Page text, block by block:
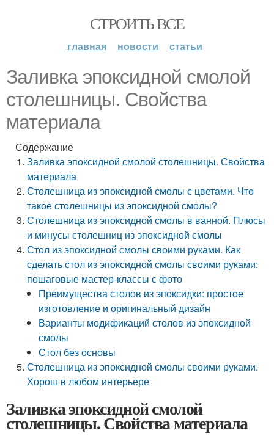
СТРОИТЬ ВСЕ
главная новости статьи
Заливка эпоксидной смолой
столешницы. Свойства
материала
Содержание
Заливка эпоксидной смолой столешницы. Свойства
материала
Столешница из эпоксидной смолы с цветами. Что
такое столешницы из эпоксидной смолы?
Столешница из эпоксидной смолы в ванной. Плюсы
и минусы столешниц из эпоксидной смолы
Стол из эпоксидной смолы своими руками. Как
сделать стол из эпоксидной смолы своими руками:
пошаговые мастер-классы с фото
Преимущества столов из эпоксидки: простое
изготовление и оригинальный дизайн
Варианты модификаций столов из эпоксидной
смолы
Стол без основы
Столешница из эпоксидной смолы своими руками.
Хорош в любом интерьере
Заливка эпоксидной смолой
столешницы. Свойства материала